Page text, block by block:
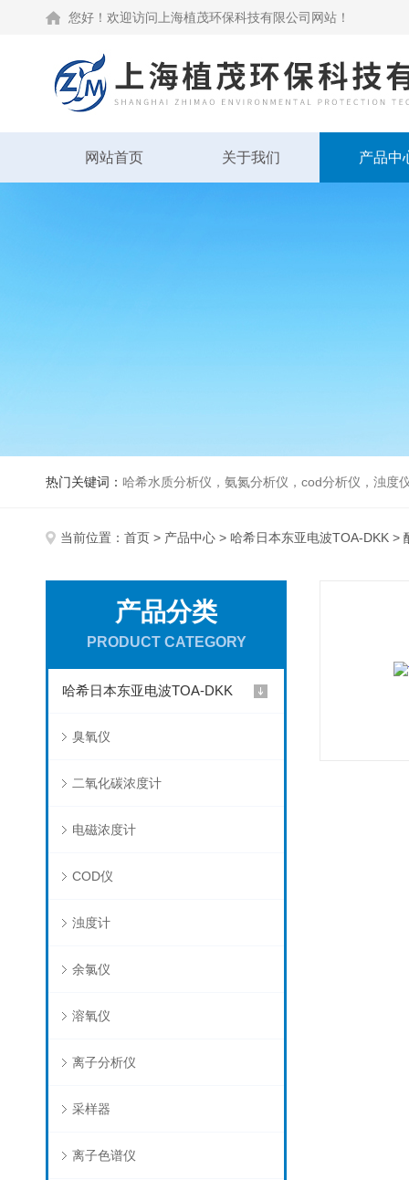
您好！欢迎访问上海植茂环保科技有限公司网站！
网站首页 关于我们 产品中
热门关键词： 哈希水质分析仪，氨氮分析仪，cod分析仪，浊度
当前位置： 首页 > 产品中心 > 哈希日本东亚电波TOA-DKK >
产品分类
PRODUCT CATEGORY
哈希日本东亚电波TOA-DKK
臭氧仪
二氧化碳浓度计
电磁浓度计
COD仪
浊度计
余氯仪
溶氧仪
离子分析仪
采样器
离子色谱仪